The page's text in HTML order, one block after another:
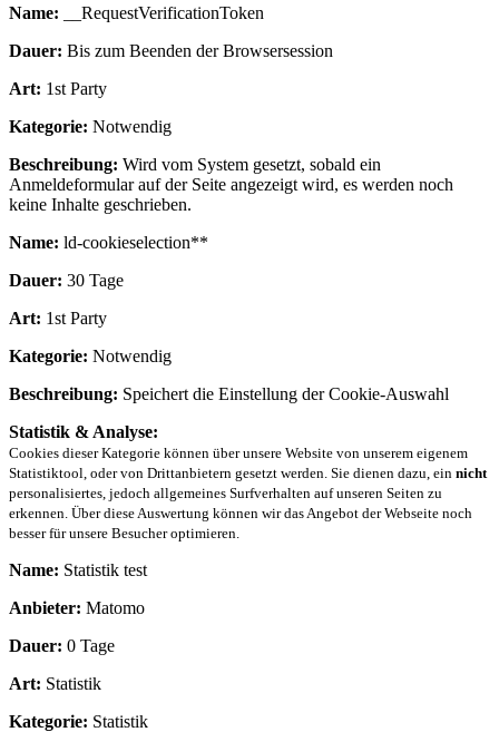
Name: __RequestVerificationToken
Dauer: Bis zum Beenden der Browsersession
Art: 1st Party
Kategorie: Notwendig
Beschreibung: Wird vom System gesetzt, sobald ein
Anmeldeformular auf der Seite angezeigt wird, es werden noch
keine Inhalte geschrieben.
Name: ld-cookieselection**
Dauer: 30 Tage
Art: 1st Party
Kategorie: Notwendig
Beschreibung: Speichert die Einstellung der Cookie-Auswahl
Statistik & Analyse:
Cookies dieser Kategorie können über unsere Website von unserem eigenem
Statistiktool, oder von Drittanbietern gesetzt werden. Sie dienen dazu, ein nicht
personalisiertes, jedoch allgemeines Surfverhalten auf unseren Seiten zu
erkennen. Über diese Auswertung können wir das Angebot der Webseite noch
besser für unsere Besucher optimieren.
Name: Statistik test
Anbieter: Matomo
Dauer: 0 Tage
Art: Statistik
Kategorie: Statistik